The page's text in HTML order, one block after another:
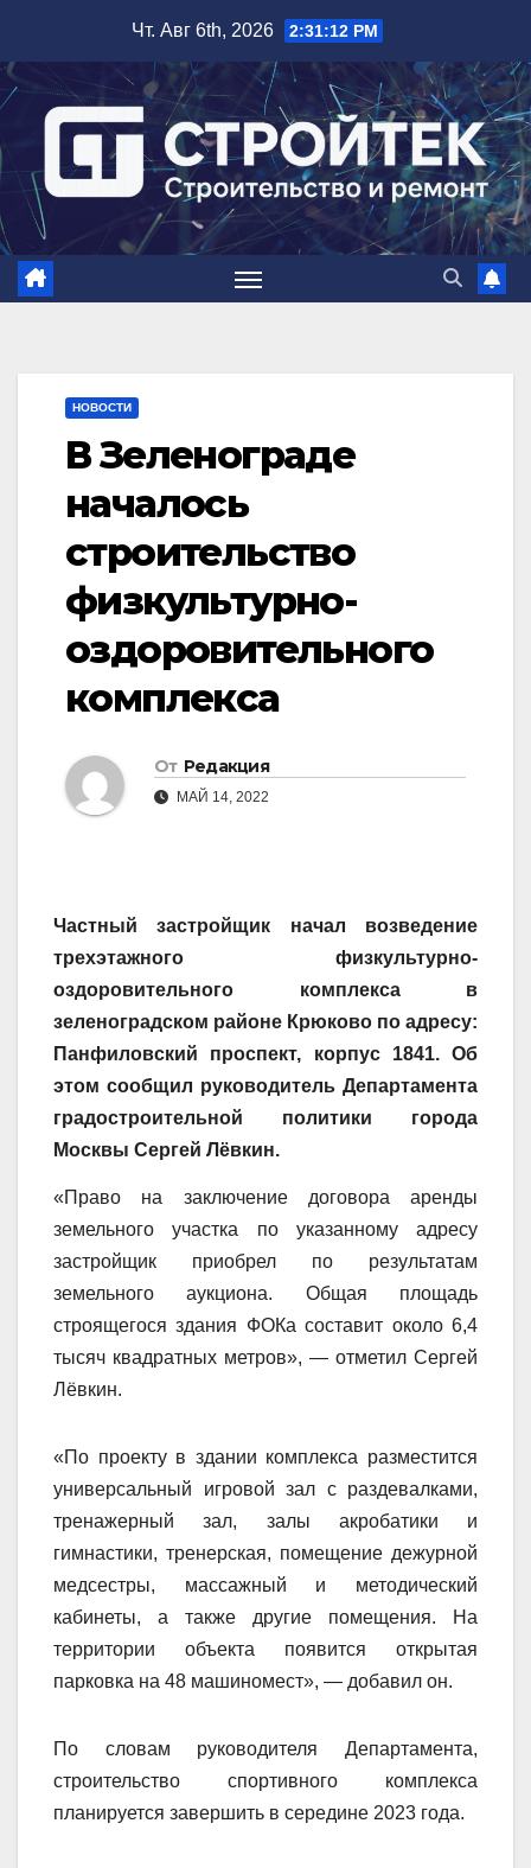
содержимому
Чт. Авг 6th, 2026 2:31:13 PM
НОВОСТИ
В Зеленограде
началось
строительство
физкультурно-
оздоровительного
комплекса
От Редакция
МАЙ 14, 2022
Частный застройщик начал возведение
трехэтажного физкультурно-
оздоровительного комплекса в
зеленоградском районе Крюково по адресу:
Панфиловский проспект, корпус 1841. Об
этом сообщил руководитель Департамента
градостроительной политики города
Москвы Сергей Лёвкин.
«Право на заключение договора аренды
земельного участка по указанному адресу
застройщик приобрел по результатам
земельного аукциона. Общая площадь
строящегося здания ФОКа составит около 6,4
тысяч квадратных метров», — отметил Сергей
Лёвкин.
«По проекту в здании комплекса разместится
универсальный игровой зал с раздевалками,
тренажерный зал, залы акробатики и
гимнастики, тренерская, помещение дежурной
медсестры, массажный и методический
кабинеты, а также другие помещения.
На
территории объекта появится открытая
парковка на 48 машиномест», — добавил он.
По словам руководителя Департамента,
строительство спортивного комплекса
планируется завершить в середине 2023 года.